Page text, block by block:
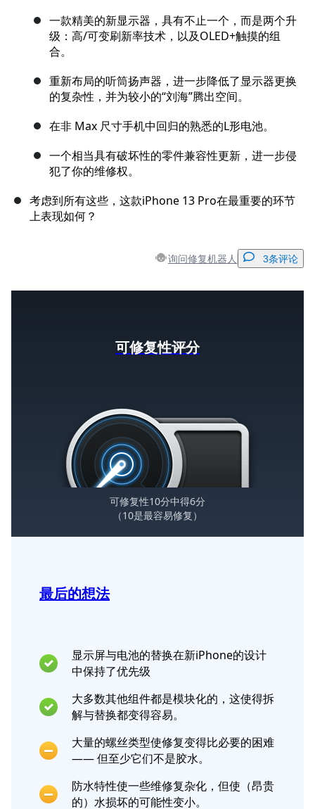
一款精美的新显示器，具有不止一个，而是两个升
级：高/可变刷新率技术，以及OLED+触摸的组
合。
重新布局的听筒扬声器，进一步降低了显示器更换
的复杂性，并为较小的“刘海”腾出空间。
在非 Max 尺寸手机中回归的熟悉的L形电池。
一个相当具有破坏性的零件兼容性更新，进一步侵
犯了你的维修权。
考虑到所有这些，这款iPhone 13 Pro在最重要的环节
上表现如何？
询问修复机器人 3条评论
最后的想法
显示屏与电池的替换在新iPhone的设计
中保持了优先级
大多数其他组件都是模块化的，这使得拆
解与替换都变得容易。
大量的螺丝类型使修复变得比必要的困难
—— 但至少它们不是胶水。
防水特性使一些维修复杂化，但使（昂贵
的）水损坏的可能性变小。
可修复性评分
可修复性10分中得6分
（10是最容易修复）